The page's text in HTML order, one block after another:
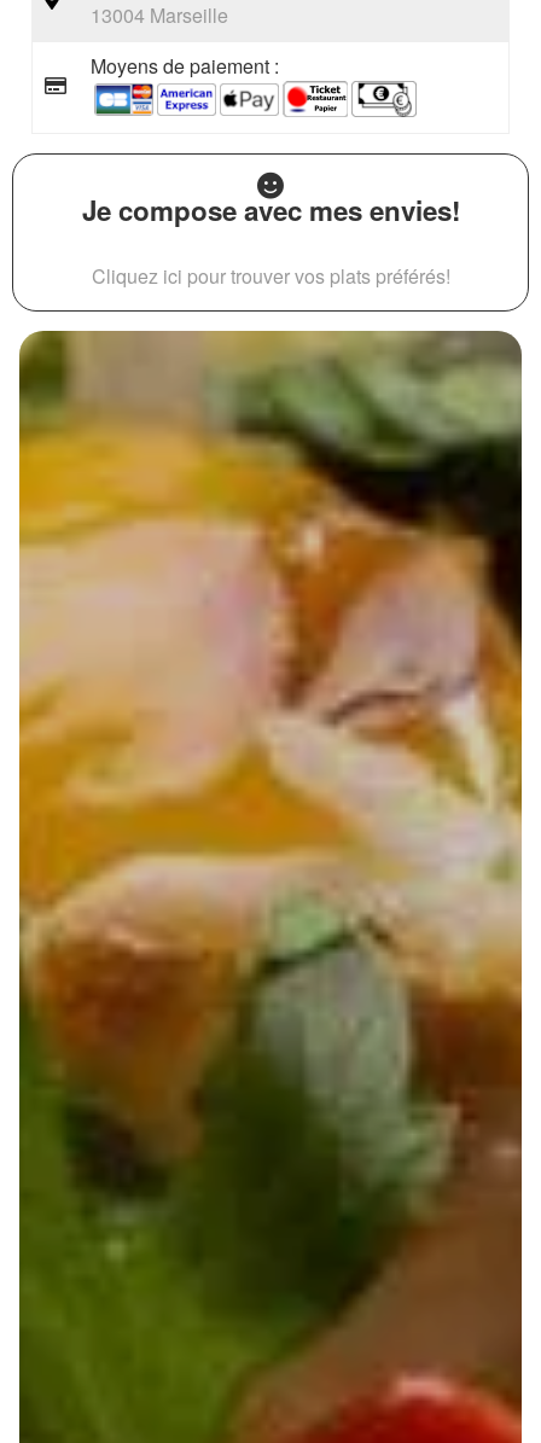
13004 Marseille
Moyens de paiement :
Je compose avec mes envies!
Cliquez ici pour trouver vos plats préférés!